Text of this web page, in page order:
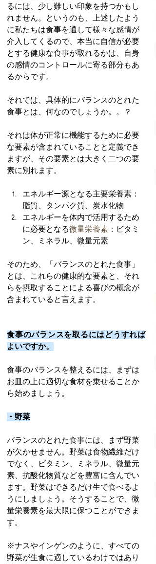
るには、少し難しい印象を持つかもし
れません。というのも、上述したよう
に私たちは食事を通して様々な感情が
介入してくるので、本当に自信が必要
とする健康な食事が取れるかは、自身
の感情のコントロールに寄る部分もあ
るからです。
それでは、具体的にバランスのとれた
食事とは、何なのでしょうか。。？
それは体が正常に機能するために必要
な要素が含まれていることと定義でき
ますが、その要素とは大きく二つの要
素に別れます。
エネルギー源となる主要栄養素：
脂質、タンパク質、炭水化物
エネルギーを体内で活用するため
に必要となる微量栄養素 ：ビタミ
ン、ミネラル、微量元素
そのため、「バランスのとれた食事」
とは、これらの健康的な要素と、それ
らを摂取することによる喜びの概念が
含まれていると言えます。
食事のバランスを取るにはどうすれば
よいですか。
食事のバランスを整えるには、まずは
お皿の上に適切な食材を乗せることか
ら始めましょう。
・野菜
バランスのとれた食事には、まず野菜
が欠かせません。野菜は食物繊維だけ
でなく、ビタミン、ミネラル、微量元
素、抗酸化物質などを豊富に含んでい
ます。野菜はできるだけ生で食べるよ
うにしましょう。そうすることで、微
量栄養素を最大限に保つことができま
す。
※ナスやインゲンのように、すべての
野菜が生食に適しているわけではあり